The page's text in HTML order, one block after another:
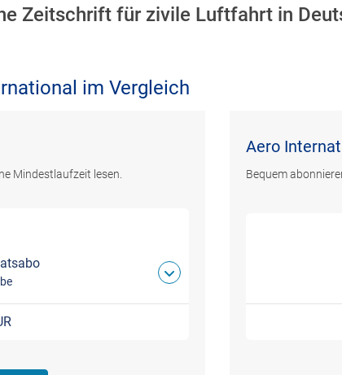
Zeitschrift für zivile Luftfahrt in
im Vergleich
Mindestlaufzeit lesen.
Aero
Bequem